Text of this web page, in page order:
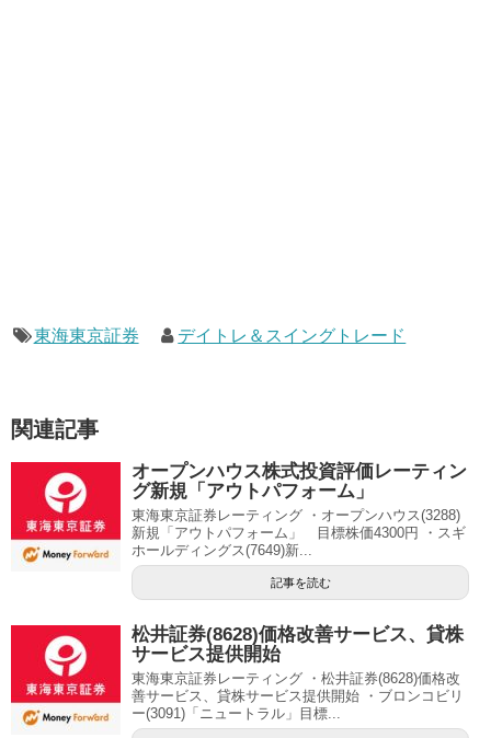
東海東京証券 デイトレ＆スイングトレード
関連記事
オープンハウス株式投資評価レーティン
グ新規「アウトパフォーム」
東海東京証券レーティング ・オープンハウス(3288)
新規「アウトパフォーム」 目標株価4300円 ・スギ
ホールディングス(7649)新...
記事を読む
松井証券(8628)価格改善サービス、貸株
サービス提供開始
東海東京証券レーティング ・松井証券(8628)価格改
善サービス、貸株サービス提供開始 ・ブロンコビリ
ー(3091)「ニュートラル」目標...